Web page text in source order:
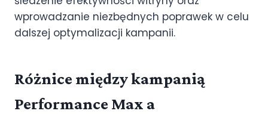
wprowadzanie niezbędnych poprawek w celu
dalszej optymalizacji kampanii.
Różnice między kampanią
Performance Max a